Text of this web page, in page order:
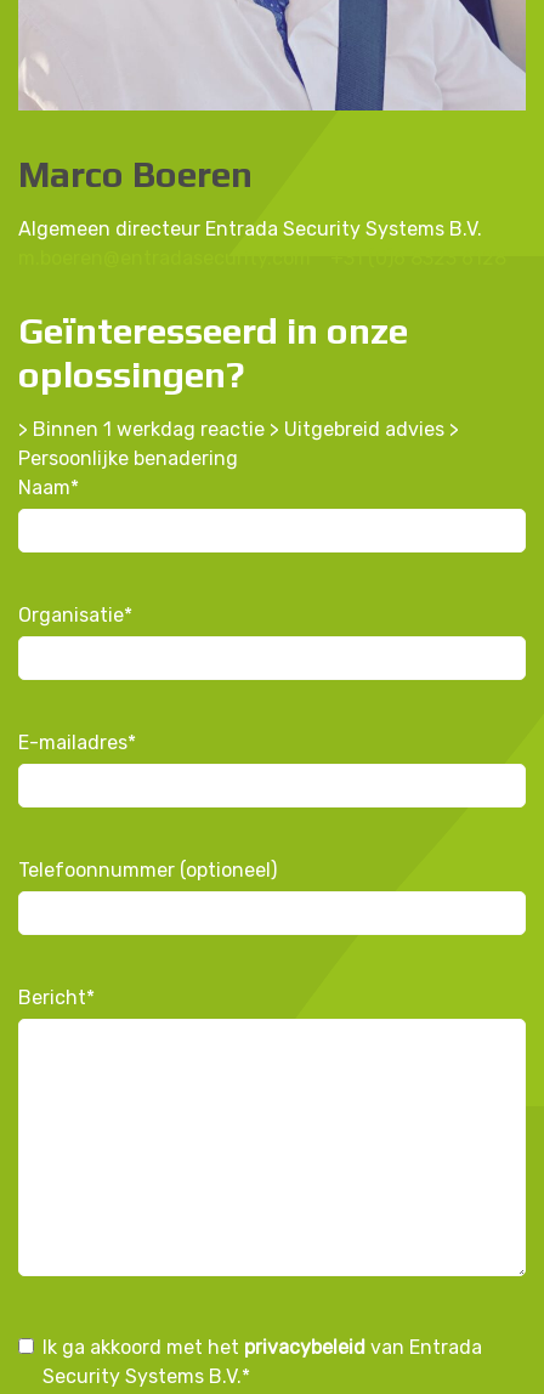
Marco Boeren
Algemeen directeur Entrada Security Systems B.V.
Geïnteresseerd in onze
oplossingen?
> Binnen 1 werkdag reactie > Uitgebreid advies >
Persoonlijke benadering
Naam*
Organisatie*
E-mailadres*
Telefoonnummer (optioneel)
Bericht*
Instemming
Ik ga akkoord met het privacybeleid van Entrada
Security Systems B.V.*